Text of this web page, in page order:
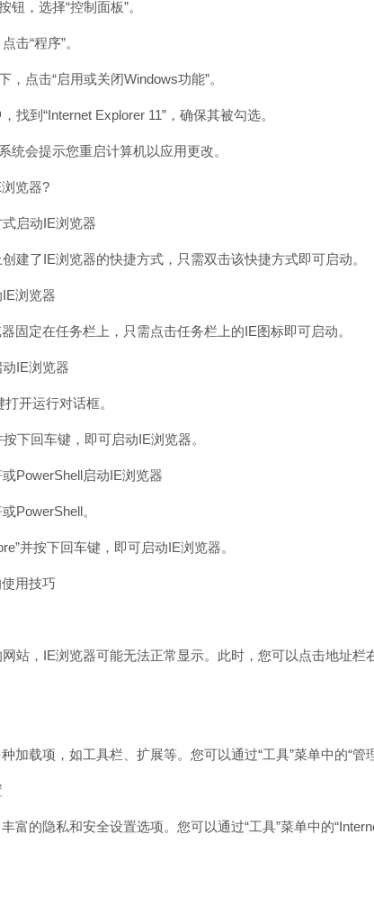
，选择“控制面板”。
“程序”。
点击“启用或关闭Windows功能”。
到“Internet Explorer 11”，确保其被勾选。
会提示您重启计算机以应用更改。
览器?
启动IE浏览器
了IE浏览器的快捷方式，只需双击该快捷方式即可启动。
浏览器
定在任务栏上，只需点击任务栏上的IE图标即可启动。
IE浏览器
开运行对话框。
下回车键，即可启动IE浏览器。
启动IE浏览器
。
并按下回车键，即可启动IE浏览器。
用技巧
，IE浏览器可能无法正常显示。此时，您可以点击地址栏
载项，如工具栏、扩展等。您可以通过“工具”菜单中的“管
的隐私和安全设置选项。您可以通过“工具”菜单中的